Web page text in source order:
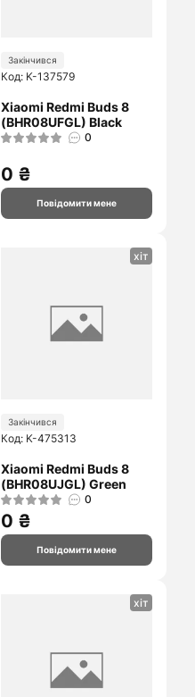
Закінчився
Код: K-137579
Xiaomi Redmi Buds 8
(BHR08UFGL) Black
0
0 ₴
Повідомити мене
хіт
Закінчився
Код: K-475313
Xiaomi Redmi Buds 8
(BHR08UJGL) Green
0
0 ₴
Повідомити мене
хіт